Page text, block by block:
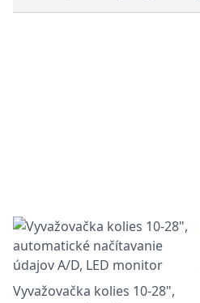
Vyvažovačka kolies 10-28",